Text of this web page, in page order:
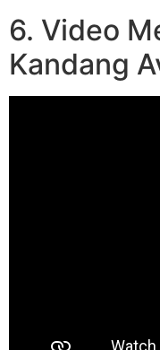
6. Video
Kandang